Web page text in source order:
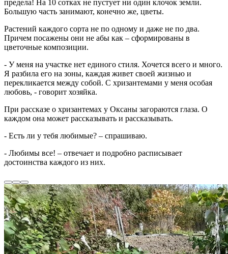
предела! На 10 сотках не пустует ни один клочок земли.
Большую часть занимают, конечно же, цветы.
Растений каждого сорта не по одному и даже не по два.
Причем посажены они не абы как – сформированы в
цветочные композиции.
- У меня на участке нет единого стиля. Хочется всего и много.
Я разбила его на зоны, каждая живет своей жизнью и
перекликается между собой. С хризантемами у меня особая
любовь, - говорит хозяйка.
При рассказе о хризантемах у Оксаны загораются глаза. О
каждом она может рассказывать и рассказывать.
- Есть ли у тебя любимые? – спрашиваю.
- Любимы все! – отвечает и подробно расписывает
достоинства каждого из них.